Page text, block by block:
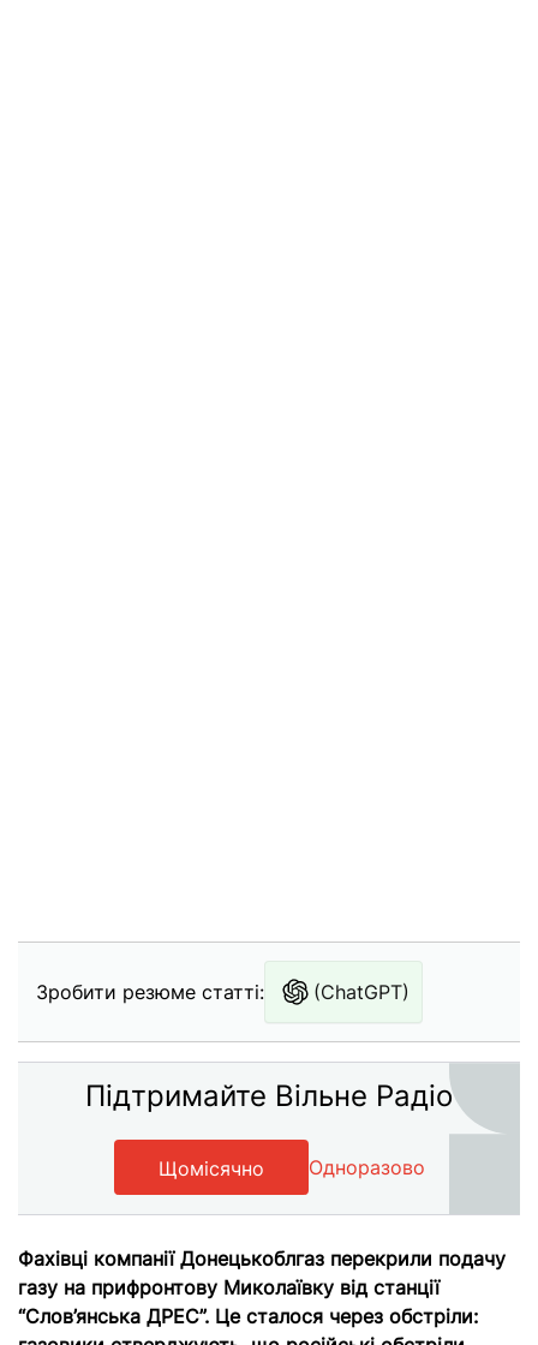
Зробити резюме статті: (ChatGPT)
Підтримайте Вільне Радіо
Щомісячно Одноразово
Фахівці компанії Донецькоблгаз перекрили подачу
газу на прифронтову Миколаївку від станції
“Слов’янська ДРЕС”. Це сталося через обстріли: